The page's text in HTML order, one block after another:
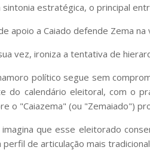
sintonia estratégica, o principal
apoio a Caiado defende Zema na
vez, ironiza a tentativa de
político segue sem
do calendário eleitoral, com o
o "Caiazema" (ou "Zemaiado")
imagina que esse eleitorado
perfil de articulação mais